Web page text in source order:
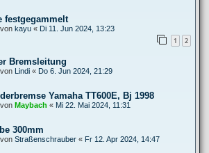
festgegammelt
kayu « Di 11. Jun 2024, 13:23
1 2
Bremsleitung
Lindi « Do 6. Jun 2024, 21:29
Yamaha TT600E, Bj 1998
Maybach « Mi 22. Mai 2024, 11:31
300mm
Straßenschrauber « Fr 12. Apr 2024, 14:47